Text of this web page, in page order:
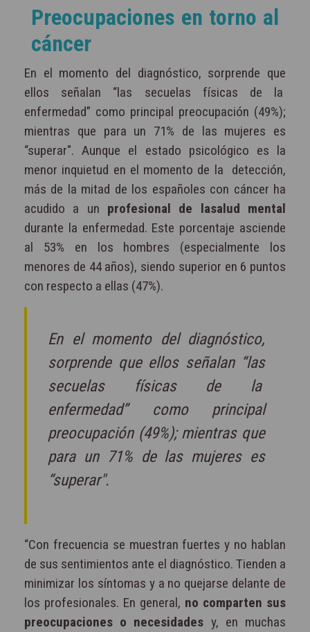
Preocupaciones en torno al
cáncer
En el momento del diagnóstico, sorprende que
ellos señalan “las secuelas físicas de la
enfermedad” como principal preocupación (49%);
mientras que para un 71% de las mujeres es
“superar". Aunque el estado psicológico es la
menor inquietud en el momento de la
detección,
más de la mitad de los españoles con cáncer ha
acudido a un profesional de lasalud mental
durante la enfermedad. Este porcentaje asciende
al 53% en los hombres (especialmente los
menores de 44 años), siendo superior en 6 puntos
con respecto a ellas (47%).
En el momento del diagnóstico,
sorprende que ellos señalan “las
secuelas físicas de la
enfermedad” como principal
preocupación (49%); mientras que
para un 71% de las mujeres es
“superar".
“Con frecuencia se muestran fuertes y no hablan
de sus sentimientos ante el diagnóstico. Tienden a
minimizar los síntomas y a no quejarse delante de
los profesionales. En general, no comparten sus
preocupaciones o necesidades y, en muchas